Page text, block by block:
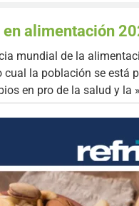
en alimentación
mundial de la
cual la población se está
en pro de la salud y la »